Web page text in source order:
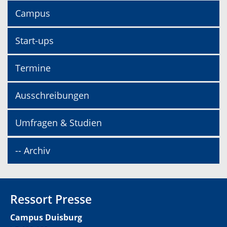
Campus
Start-ups
Termine
Ausschreibungen
Umfragen & Studien
-- Archiv
Ressort Presse
Campus Duisburg